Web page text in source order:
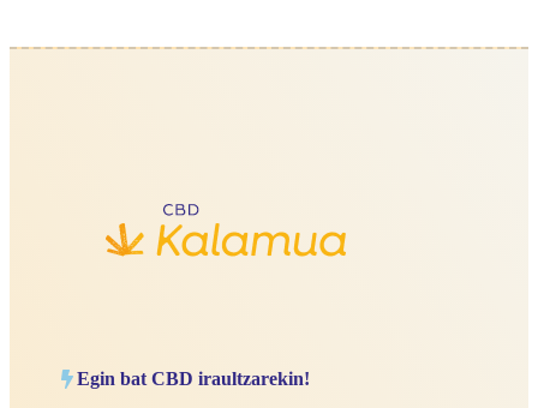
Egin bat CBD iraultzarekin!